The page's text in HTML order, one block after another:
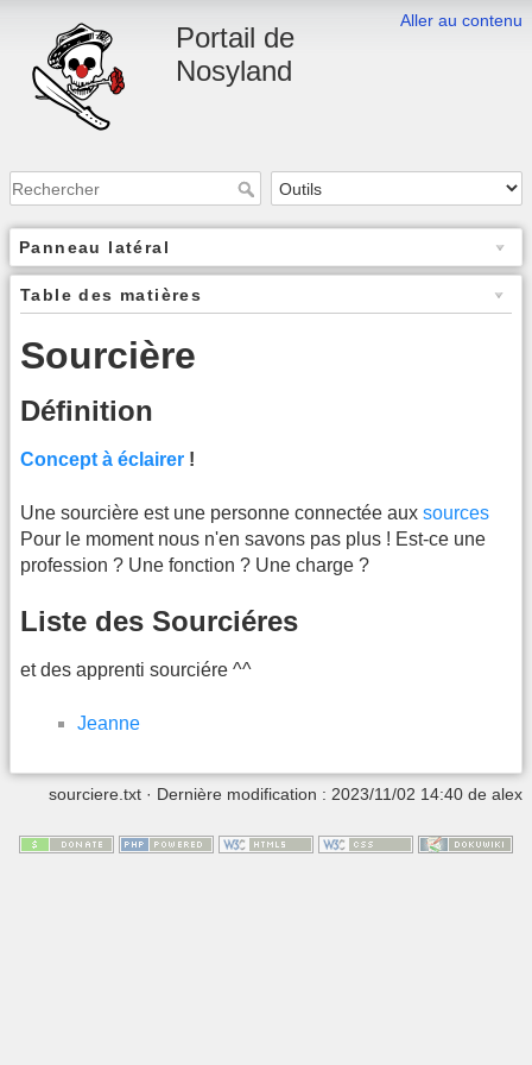
Aller au contenu
Portail de
Nosyland
Panneau latéral
Table des matières
Sourcière
Définition
Concept à éclairer !
Une sourcière est une personne connectée aux sources
Pour le moment nous n'en savons pas plus ! Est-ce une
profession ? Une fonction ? Une charge ?
Liste des Sourciéres
et des apprenti sourciére ^^
Jeanne
sourciere.txt · Dernière modification : 2023/11/02 14:40 de alex